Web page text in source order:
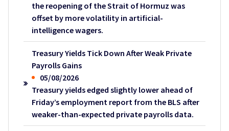
the reopening of the Strait of Hormuz was
offset by more volatility in artificial-
intelligence wagers.
Treasury Yields Tick Down After Weak Private
Payrolls Gains
05/08/2026
Treasury yields edged slightly lower ahead of
Friday’s employment report from the BLS after
weaker-than-expected private payrolls data.